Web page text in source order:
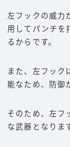
左フックの威力
用してパンチを
るからです。
また、左フック
能なため、防御
そのため、左フ
な武器となりま